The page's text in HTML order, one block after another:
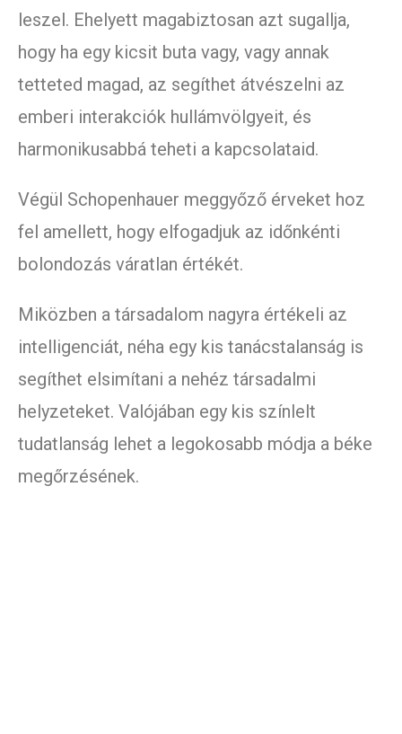
leszel. Ehelyett magabiztosan azt sugallja,
hogy ha egy kicsit buta vagy, vagy annak
tetteted magad, az segíthet átvészelni az
emberi interakciók hullámvölgyeit, és
harmonikusabbá teheti a kapcsolataid.
Végül Schopenhauer meggyőző érveket hoz
fel amellett, hogy elfogadjuk az időnkénti
bolondozás váratlan értékét.
Miközben a társadalom nagyra értékeli az
intelligenciát, néha egy kis tanácstalanság is
segíthet elsimítani a nehéz társadalmi
helyzeteket. Valójában egy kis színlelt
tudatlanság lehet a legokosabb módja a béke
megőrzésének.